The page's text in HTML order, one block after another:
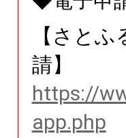
【さと
請】
https://
app.php